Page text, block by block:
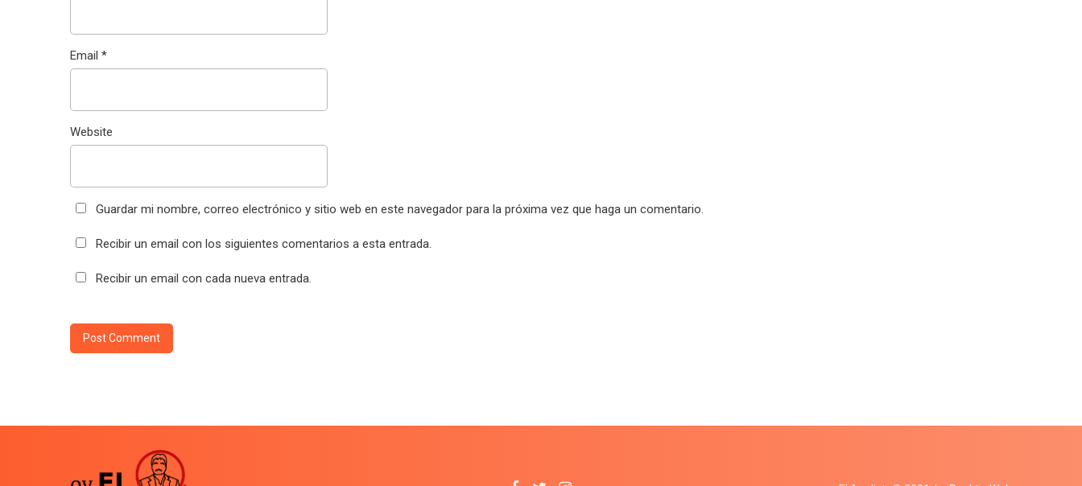
Email *
Website
Guardar mi nombre, correo electrónico y sitio web en este navegador para la próxima vez que haga un comentario.
Recibir un email con los siguientes comentarios a esta entrada.
Recibir un email con cada nueva entrada.